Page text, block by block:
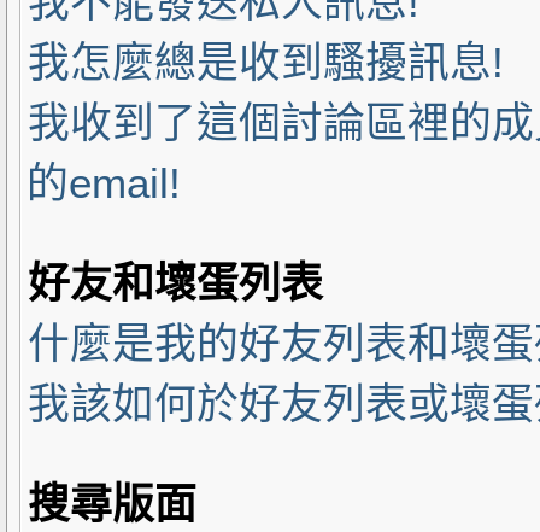
我怎麼總是收到騷擾訊息!
我收到了這個討論區裡的
的email!
好友和壞蛋列表
什麼是我的好友列表和壞
我該如何於好友列表或壞
搜尋版面